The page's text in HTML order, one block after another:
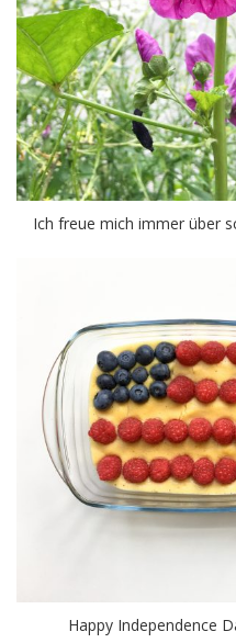
Ich freue mich immer über
Happy Independence